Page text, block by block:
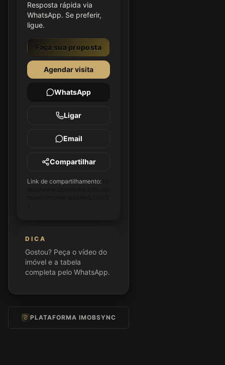
Resposta rápida via
WhatsApp. Se preferir,
ligue.
Faça sua proposta
Agendar visita
WhatsApp
Ligar
Email
Compartilhar
Link de compartilhamento:
DICA
Gostou? Peça o vídeo do
imóvel e a tabela
completa pelo WhatsApp.
PLATAFORMA IMOBSYNC